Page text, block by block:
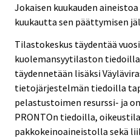
Jokaisen kuukauden
kuukautta sen päättymisen
Tilastokeskus täydentää
kuolemansyytilaston
täydennetään lisäksi
tietojärjestelmän tiedoilla
pelastustoimen resurssi- ja
PRONTOn tiedoilla,
pakkokeinoaineistolla sekä